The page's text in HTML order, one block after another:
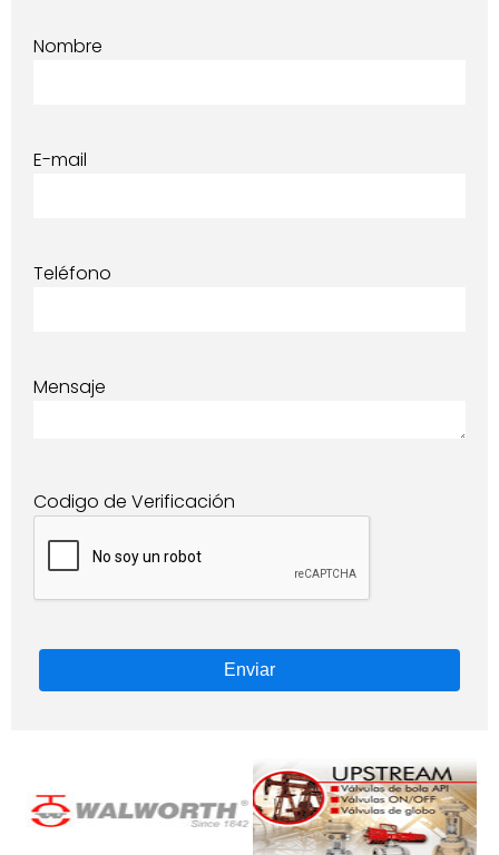
Nombre
E-mail
Teléfono
Mensaje
Codigo de Verificación
Enviar